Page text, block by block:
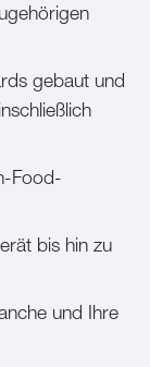
gebaut und
Food-
bis hin zu
und Ihre